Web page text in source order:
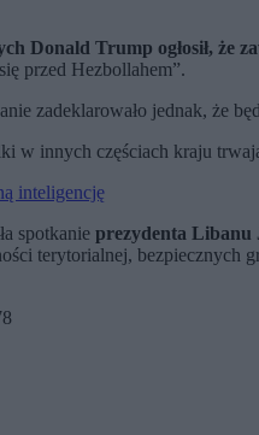
Donald Trump ogłosił, że
przed Hezbollahem”.
zadeklarowało jednak, że
w innych częściach kraju
inteligencję
spotkanie prezydenta Libanu
terytorialnej,